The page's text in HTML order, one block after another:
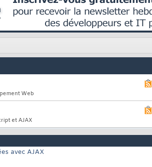
Web
et AJAX
avec AJAX